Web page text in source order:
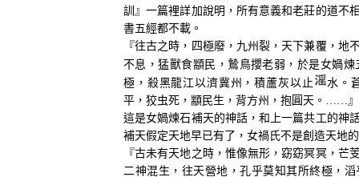
訓』一篇裡詳加說明，所有意義和老莊的道不
書五經都不載。
『往古之時，四極廢，九州裂，天下兼覆，地
不息，猛獸食顓民，鷙鳥攖老弱，於是女媧
極，殺黑龍江以濟冀州，積蘆灰以止
水。
平，狡虫死，顓民生，背方州，抱圓天。……
這是女媧煉石補天的神話，和上一篇共工的神
補天假定天地早已有了，女禍氏不是創造天地
『古未有天地之時，惟像無形，窈窈冥冥，芒
二神混生，往天營地，孔乎莫知其所終極，